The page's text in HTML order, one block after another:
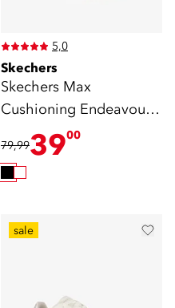
5,0
Skechers
Skechers Max
Cushioning Endeavour
dames sneakers zwart
79,993900
sale